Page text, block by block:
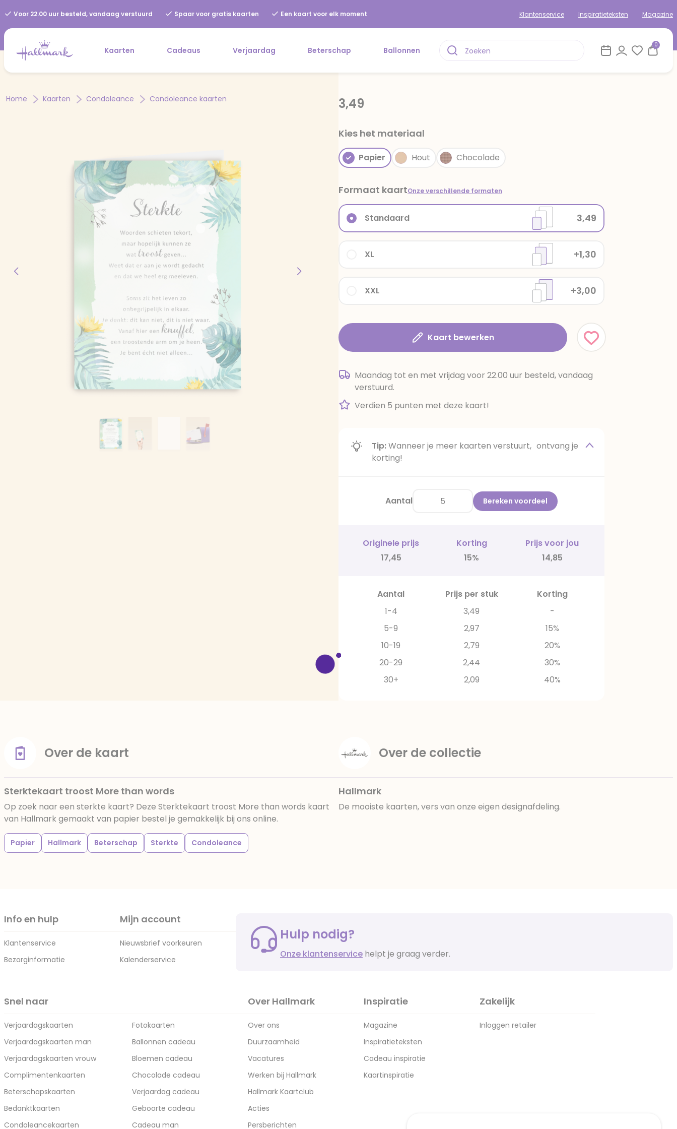
Voor 22.00 uur besteld, vandaag verstuurd Spaar voor gratis kaarten Een kaart voor elk moment Klantenservice Inspiratieteksten Magazine
Kaarten Cadeaus Verjaardag Beterschap Ballonnen
0
Home Kaarten Condoleance Condoleance kaarten 3,49
Kies het materiaal
Papier Hout Chocolade
Formaat kaartOnze verschillende formaten
XXL +3,00
XL +1,30
Standaard 3,49
Kaart bewerken
Maandag tot en met vrijdag voor 22.00 uur besteld, vandaag
verstuurd.
Verdien 5 punten met deze kaart!
Tip:Wanneer je meer kaarten verstuurt, ontvang je
korting!
Aantal Bereken voordeel
Originele prijs Korting
Prijs voor jou
17,45
15% 14,85
Aantal Prijs per stuk
Korting
1-4
3,49
-
5-9
2,97
15%
10-19
2,79
20%
20-29
2,44
30%
30+
2,09 40%
Over de kaart
Sterktekaart troost More than words
Op zoek naar een sterkte kaart? Deze Sterktekaart troost More than words kaart
van Hallmark gemaakt van papier bestel je gemakkelijk bij ons online.
Papier Hallmark Beterschap Sterkte Condoleance
Over de collectie
Hallmark
De mooiste kaarten, vers van onze eigen designafdeling.
Info en hulp
Klantenservice
Bezorginformatie
Mijn account
Nieuwsbrief voorkeuren
Kalenderservice
Hulp nodig?
Onze klantenservice helpt je graag verder.
Snel naar
Verjaardagskaarten
Verjaardagskaarten man
Verjaardagskaarten vrouw
Complimentenkaarten
Beterschapskaarten
Bedanktkaarten
Condoleancekaarten
Fotokaarten
Ballonnen cadeau
Bloemen cadeau
Chocolade cadeau
Verjaardag cadeau
Geboorte cadeau
Cadeau man
Over Hallmark
Over ons
Duurzaamheid
Vacatures
Werken bij Hallmark
Hallmark Kaartclub
Acties
Persberichten
Inspiratie
Magazine
Inspiratieteksten
Cadeau inspiratie
Kaartinspiratie
Zakelijk
Inloggen retailer